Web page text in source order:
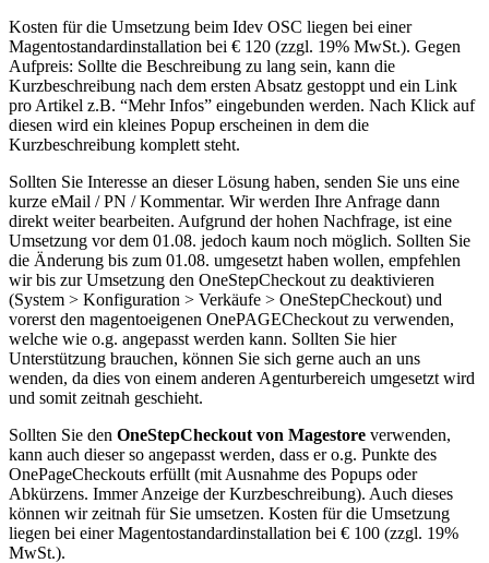
Kosten für die Umsetzung beim Idev OSC liegen bei einer
Magentostandardinstallation bei € 120 (zzgl. 19% MwSt.). Gegen
Aufpreis: Sollte die Beschreibung zu lang sein, kann die
Kurzbeschreibung nach dem ersten Absatz gestoppt und ein Link
pro Artikel z.B. “Mehr Infos” eingebunden werden. Nach Klick auf
diesen wird ein kleines Popup erscheinen in dem die
Kurzbeschreibung komplett steht.
Sollten Sie Interesse an dieser Lösung haben, senden Sie uns eine
kurze eMail / PN / Kommentar. Wir werden Ihre Anfrage dann
direkt weiter bearbeiten. Aufgrund der hohen Nachfrage, ist eine
Umsetzung vor dem 01.08. jedoch kaum noch möglich. Sollten Sie
die Änderung bis zum 01.08. umgesetzt haben wollen, empfehlen
wir bis zur Umsetzung den OneStepCheckout zu deaktivieren
(System > Konfiguration > Verkäufe > OneStepCheckout) und
vorerst den magentoeigenen OnePAGECheckout zu verwenden,
welche wie o.g. angepasst werden kann. Sollten Sie hier
Unterstützung brauchen, können Sie sich gerne auch an uns
wenden, da dies von einem anderen Agenturbereich umgesetzt wird
und somit zeitnah geschieht.
Sollten Sie den OneStepCheckout von Magestore verwenden,
kann auch dieser so angepasst werden, dass er o.g. Punkte des
OnePageCheckouts erfüllt (mit Ausnahme des Popups oder
Abkürzens. Immer Anzeige der Kurzbeschreibung). Auch dieses
können wir zeitnah für Sie umsetzen. Kosten für die Umsetzung
liegen bei einer Magentostandardinstallation bei € 100 (zzgl. 19%
MwSt.).